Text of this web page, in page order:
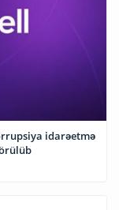
idarəetmə